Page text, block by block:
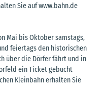
Sie auf www.bahn.de
Mai bis Oktober samstags,
feiertags den historischen
über die Dörfer fährt und in
ein Ticket gebucht
Kleinbahn erhalten Sie